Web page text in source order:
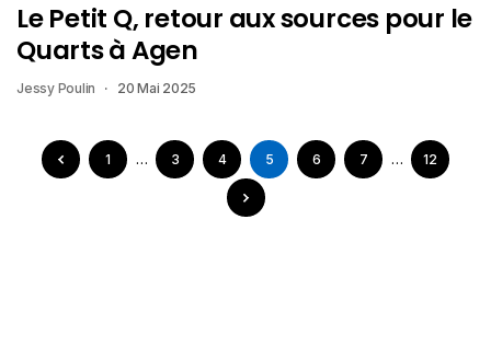
Le Petit Q, retour aux sources pour le
Quarts à Agen
Jessy Poulin 20 Mai 2025
1 … 3 4 5 6 7 … 12